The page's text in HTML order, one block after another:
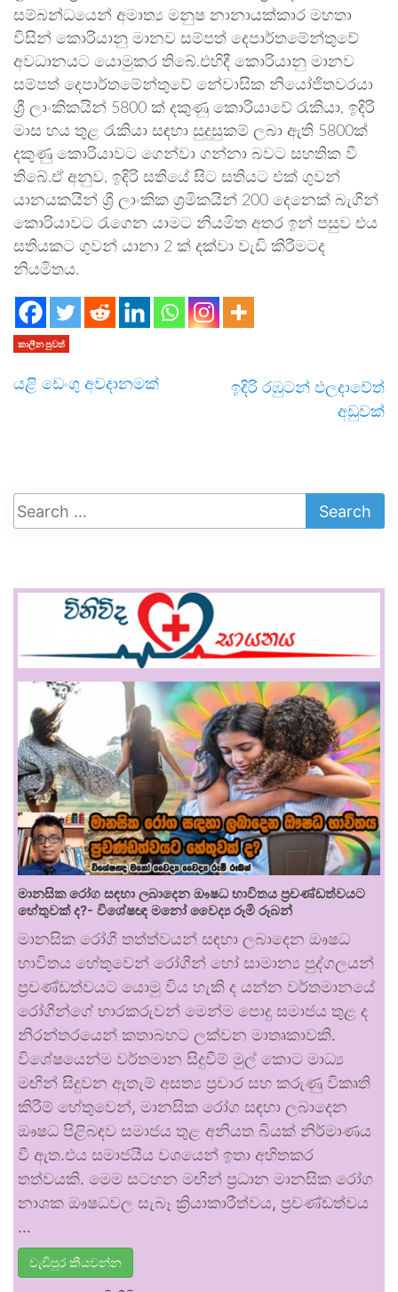
සම්බන්ධයෙන් අමාත්‍ය මනුෂ නානායක්කාර මහතා
විසින් කොරියානු මානව සම්පත් දෙපාර්තමේන්තුවේ
අවධානයට යොමුකර තිබේ.එහිදී කොරියානු මානව
සම්පත් දෙපාර්තමේන්තුවේ නේවාසික නියෝජිතවරයා
ශ්‍රී ලාංකිකයින් 5800 ක් දකුණු කොරියාවේ රැකියා, ඉදිරි
මාස හය තුළ රැකියා සඳහා සුදුසුකම් ලබා ඇති 5800ක්
දකුණු කොරියාවට ගෙන්වා ගන්නා බවට සහතික වී
තිබේ.ඒ අනුව, ඉදිරි සතියේ සිට සතියට එක් ගුවන්
යානයකයින් ශ්‍රී ලාංකික ශ්‍රමිකයින් 200 දෙනෙක් බැගින්
කොරියාවට රැගෙන යාමට නියමිත අතර ඉන් පසුව එය
සතියකට ගුවන් යානා 2 ක් දක්වා වැඩි කිරීමටද
නියමිතය.
කාලීන පුවත්
යළි ඩෙංගු අවදානමක්
ඉදිරි රඹුටන් ඵලදාවේත්
අඩුවක්
මානසික රෝග සඳහා ලබාදෙන ඖෂධ භාවිතය ප්‍රචණ්ඩත්වයට
හේතුවක් ද?- විශේෂඥ මනෝ වෛද්‍ය රූමි රූබන්
මානසික රෝගී තත්ත්වයන් සඳහා ලබාදෙන ඖෂධ
භාවිතය හේතුවෙන් රෝගීන් හෝ සාමාන්‍ය පුද්ගලයන්
ප්‍රචණ්ඩත්වයට යොමු විය හැකි ද යන්න වර්තමානයේ
රෝගීන්ගේ භාරකරුවන් මෙන්ම පොදු සමාජය තුළ ද
නිරන්තරයෙන් කතාබහට ලක්වන මාතෘකාවකි.
විශේෂයෙන්ම වර්තමාන සිදුවීම් මුල් කොට මාධ්‍ය
මඟින් සිදුවන ඇතැම් අසත්‍ය ප්‍රචාර සහ කරුණු විකෘති
කිරීම් හේතුවෙන්, මානසික රෝග සඳහා ලබාදෙන
ඖෂධ පිළිබඳව සමාජය තුළ අනියත බියක් නිර්මාණය
වී ඇත.එය සමාජයීය වශයෙන් ඉතා අහිතකර
තත්වයකි. මෙම සටහන මඟින් ප්‍රධාන මානසික රෝග
නාශක ඖෂධවල සැබෑ ක්‍රියාකාරීත්වය, ප්‍රචණ්ඩත්වය
…
වැඩිපුර කියවන්න